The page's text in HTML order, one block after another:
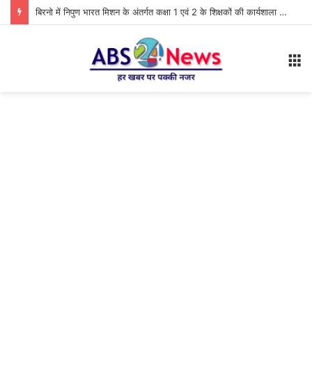
बिरनो में निपुण भारत मिशन के अंतर्गत कक्षा 1 एवं 2 के शिक्षकों की कार्यशाला आयोजित